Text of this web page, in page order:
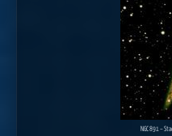
NGC 891 –